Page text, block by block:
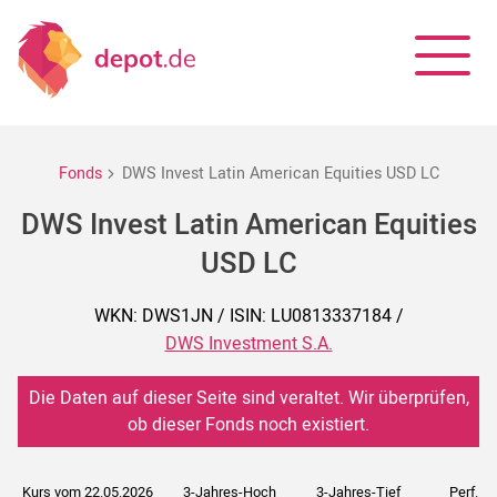
Fonds DWS Invest Latin American Equities USD LC
DWS Invest Latin American Equities
USD LC
WKN: DWS1JN / ISIN: LU0813337184 /
DWS Investment S.A.
Die Daten auf dieser Seite sind veraltet. Wir überprüfen,
ob dieser Fonds noch existiert.
Kurs vom 22.05.2026 3-Jahres-Hoch 3-Jahres-Tief Perf. 5J